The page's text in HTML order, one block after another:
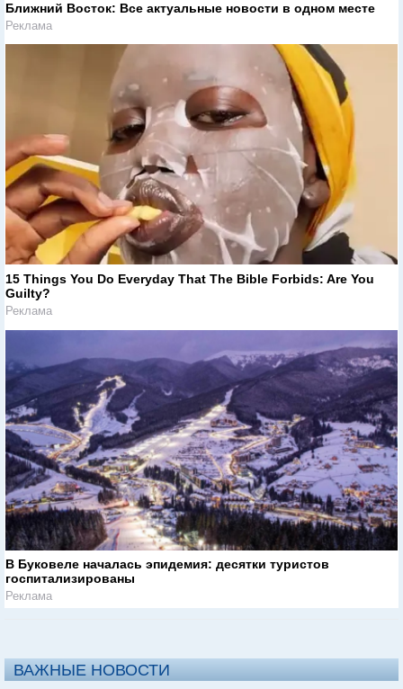
Ближний Восток: Все актуальные новости в одном месте
Реклама
15 Things You Do Everyday That The Bible Forbids: Are You
Guilty?
Реклама
В Буковеле началась эпидемия: десятки туристов
госпитализированы
Реклама
ВАЖНЫЕ НОВОСТИ